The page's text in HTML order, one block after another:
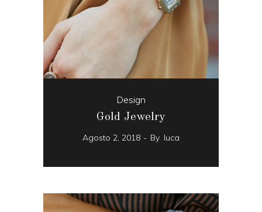
Design
Gold Jewelry
Agosto 2, 2018 By luca